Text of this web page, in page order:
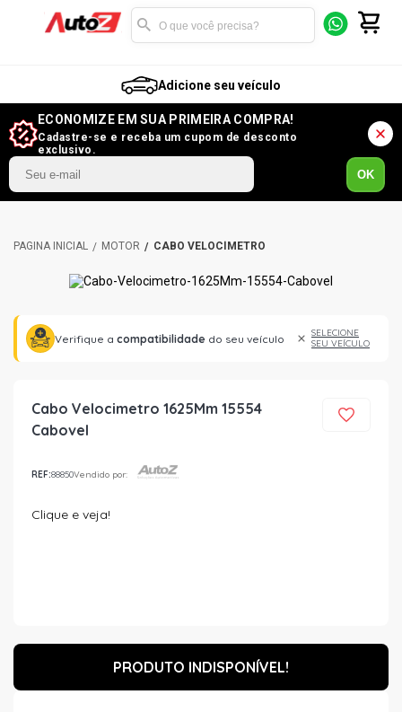
Adicione seu veículo
ECONOMIZE EM SUA PRIMEIRA COMPRA!
Cadastre-se e receba um cupom de desconto
exclusivo.
OK
MOTOR CABO VELOCÍMETRO
Verifique a compatibilidade do seu veículo
SELECIONE
SEU VEÍCULO
Cabo Velocimetro 1625Mm 15554
Cabovel
REF:88850Vendido por:
Clique e veja!
PRODUTO INDISPONÍVEL!